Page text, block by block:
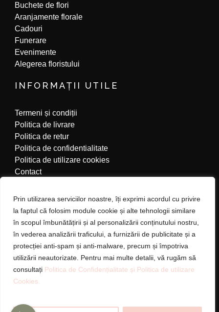
Prin utilizarea serviciilor noastre, îți exprimi acordul cu privire
la faptul că folosim module cookie și alte tehnologii similare
în scopul îmbunătățirii și al personalizării conținutului nostru,
în vederea analizării traficului, a furnizării de publicitate și a
protecției anti-spam și anti-malware, precum și împotriva
utilizării neautorizate. Pentru mai multe detalii, vă rugăm să
consultați Politica de Confidențialitate și Politica de utilizare
Cookies.
o
o
k
g
r
a
m
Buchete de flori
Aranjamente florale
Cadouri
Funerare
Evenimente
Alegerea floristului
INFORMAȚII UTILE
Termeni și condiții
Politica de livrare
Politica de retur
Politica de confidentialitate
Politica de utilizare cookies
Contact
Contul meu
Coș de cumpărături
ANPC